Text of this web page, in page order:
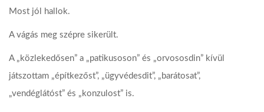
Most jól hallok.
A vágás meg szépre sikerült.
A „közlekedősen” a „patikusoson” és „orvososdin” kívül
játszottam „építkezőst”, „ügyvédesdit”, „barátosat”,
„vendéglátóst” és „konzulost” is.